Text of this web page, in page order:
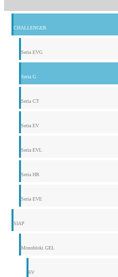
CHALLENGER
Seria EVG
Seria G
Seria CT
Seria EV
Seria EVL
Seria HR
Seria EVE
SIAP
Monobloki GEL
6V